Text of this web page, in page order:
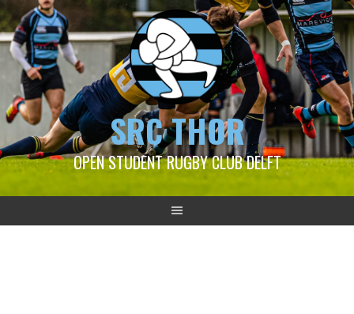
SRC THOR
OPEN STUDENT RUGBY CLUB DELFT